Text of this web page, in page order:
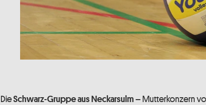
DieSchwarz-Gruppe aus Neckarsulm – Mutterkonzern